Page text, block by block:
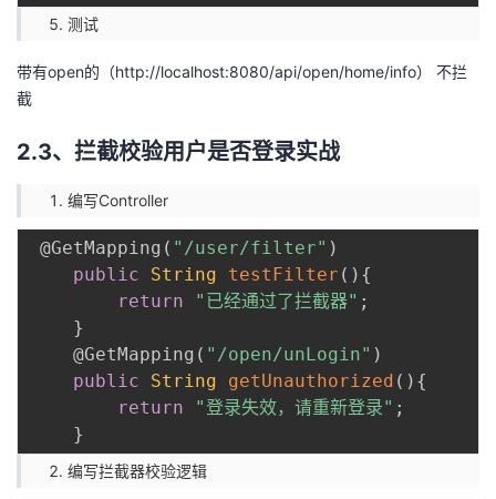
测试
带有open的（http://localhost:8080/api/open/home/info）
不拦
截
2.3、拦截校验用户是否登录实战
编写Controller
@GetMapping ( "/user/filter" )
public
String testFilter ( ) {
return
"已经通过了拦截器" ;
}
@GetMapping ( "/open/unLogin" )
public
String getUnauthorized ( ) {
return
"登录失效，请重新登录" ;
}
编写拦截器校验逻辑